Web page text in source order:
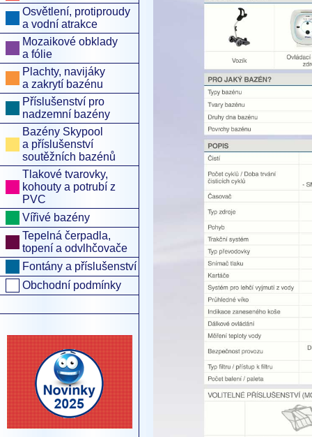
Osvětlení, protiproudy
a vodní atrakce
Mozaikové obklady
a fólie
Plachty, navijáky
a zakrytí bazénu
Příslušenství pro
nadzemní bazény
Bazény Skypool
a příslušenství
soutěžních bazénů
Tlakové tvarovky,
kohouty a potrubí z
PVC
Vířivé bazény
Tepelná čerpadla,
topení a odvlhčovače
Fontány a příslušenství
Obchodní podmínky